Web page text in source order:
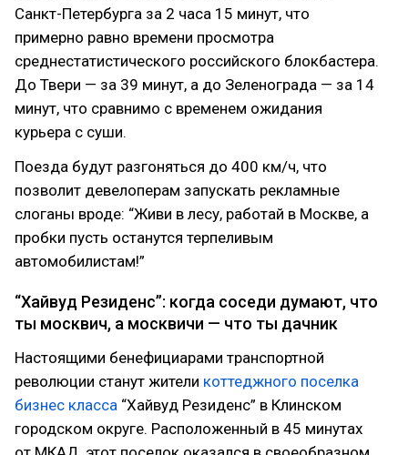
Санкт-Петербурга за 2 часа 15 минут, что
примерно равно времени просмотра
среднестатистического российского блокбастера.
До Твери — за 39 минут, а до Зеленограда — за 14
минут, что сравнимо с временем ожидания
курьера с суши.
Поезда будут разгоняться до 400 км/ч, что
позволит девелоперам запускать рекламные
слоганы вроде: “Живи в лесу, работай в Москве, а
пробки пусть останутся терпеливым
автомобилистам!”
“Хайвуд Резиденс”: когда соседи думают, что
ты москвич, а москвичи — что ты дачник
Настоящими бенефициарами транспортной
революции станут жители коттеджного поселка
бизнес класса “Хайвуд Резиденс” в Клинском
городском округе. Расположенный в 45 минутах